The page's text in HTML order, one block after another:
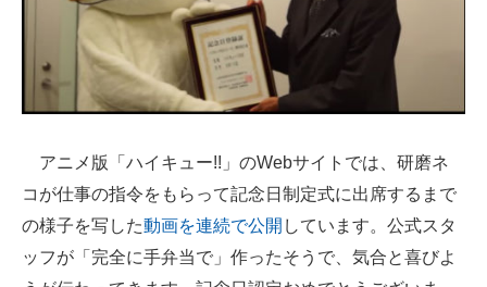
AI活用のいまが分かる
企業ITのトレンドを詳説
マーケ×ITの今がよく分かる
ITエンジニア向け専門サイト
企業向けIT製品の総合サイト
アニメ版「ハイキュー!!」のWebサイトでは、研磨ネ
コが仕事の指令をもらって記念日制定式に出席するまで
の様子を写した動画を連続で公開 しています。公式スタ
ッフが「完全に手弁当で」作ったそうで、気合と喜びよ